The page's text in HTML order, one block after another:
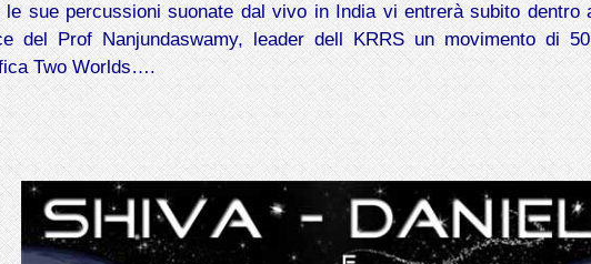
sue percussioni suonate dal vivo in India vi entrerà subito dentro
del Prof Nanjundaswamy, leader dell KRRS un movimento di
Two Worlds….